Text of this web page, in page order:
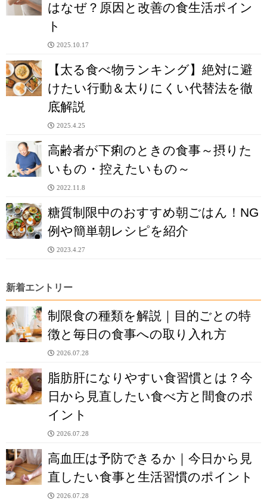
はなぜ？原因と改善の食生活ポイン
ト
2025.10.17
【太る食べ物ランキング】絶対に避
けたい行動＆太りにくい代替法を徹
底解説
2025.4.25
高齢者が下痢のときの食事～摂りた
いもの・控えたいもの～
2022.11.8
糖質制限中のおすすめ朝ごはん！NG
例や簡単朝レシピを紹介
2023.4.27
新着エントリー
制限食の種類を解説｜目的ごとの特
徴と毎日の食事への取り入れ方
2026.07.28
脂肪肝になりやすい食習慣とは？今
日から見直したい食べ方と間食のポ
イント
2026.07.28
高血圧は予防できるか｜今日から見
直したい食事と生活習慣のポイント
2026.07.28